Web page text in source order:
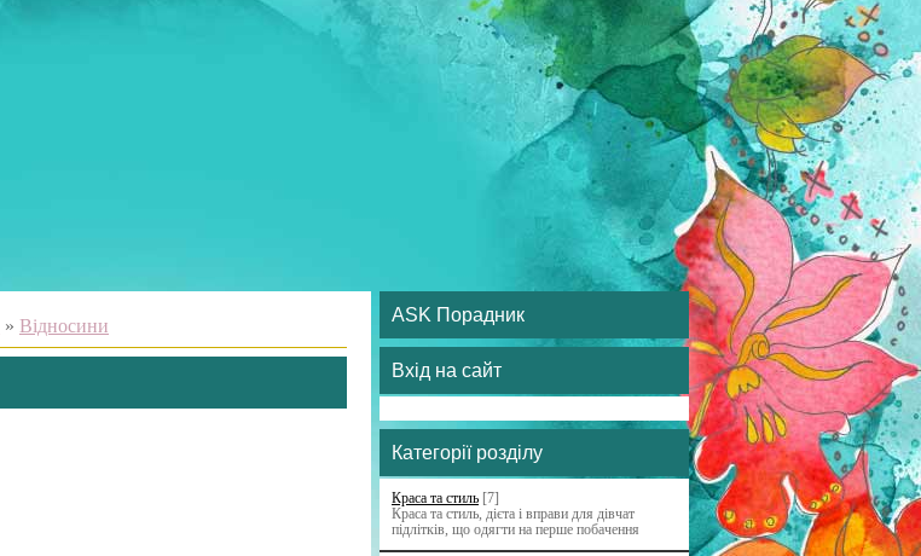
» Відносини
ASK Порадник
Вхід на сайт
Категорії розділу
Краса та стиль [7]
Краса та стиль, дієта і вправи для дівчат
підлітків, що одягти на перше побачення